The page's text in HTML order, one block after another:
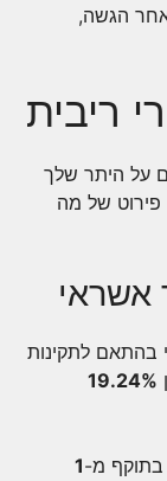
הגשה,
ריבית
על היתר שלך
פירוט של מה
אשראי
בהתאם לתקינות
19.24%
בתוקף מ-1